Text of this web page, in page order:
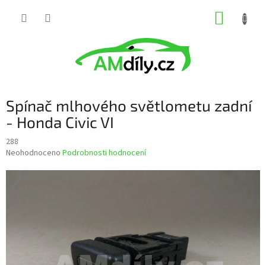
Spínač mlhového světlometu zadní
- Honda Civic VI
288
Průměrné
Neohodnoceno Podrobnosti hodnocení